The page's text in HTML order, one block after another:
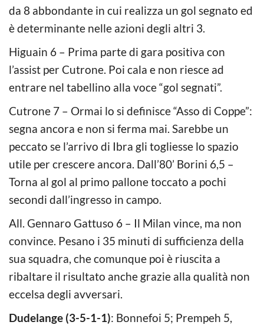
da 8 abbondante in cui realizza un gol segnato ed
è determinante nelle azioni degli altri 3.
Higuain 6 – Prima parte di gara positiva con
l’assist per Cutrone. Poi cala e non riesce ad
entrare nel tabellino alla voce “gol segnati”.
Cutrone 7 – Ormai lo si definisce “Asso di Coppe”:
segna ancora e non si ferma mai. Sarebbe un
peccato se l’arrivo di Ibra gli togliesse lo spazio
utile per crescere ancora. Dall’80’ Borini 6,5 –
Torna al gol al primo pallone toccato a pochi
secondi dall’ingresso in campo.
All. Gennaro Gattuso 6 – Il Milan vince, ma non
convince. Pesano i 35 minuti di sufficienza della
sua squadra, che comunque poi è riuscita a
ribaltare il risultato anche grazie alla qualità non
eccelsa degli avversari.
Dudelange (3-5-1-1): Bonnefoi 5; Prempeh 5,